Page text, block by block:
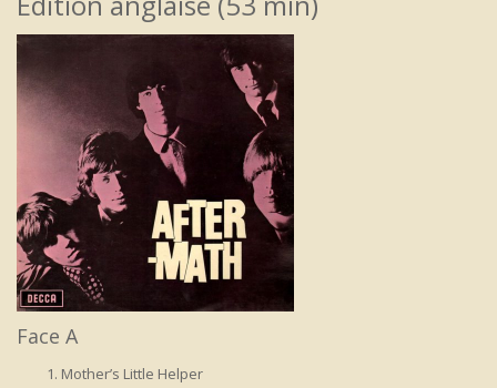
Face A
Mother’s Little Helper